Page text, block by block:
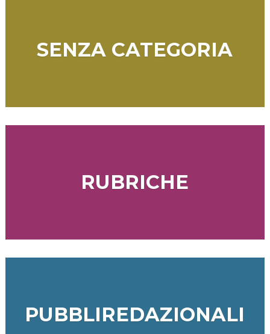
SENZA CATEGORIA
RUBRICHE
PUBBLIREDAZIONALI